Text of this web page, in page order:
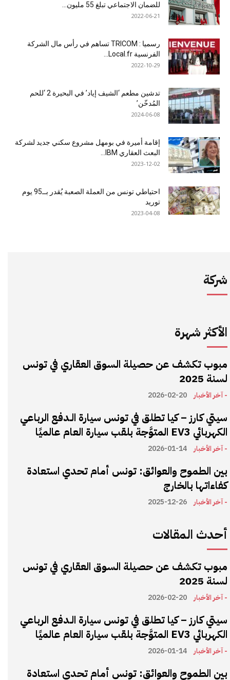
للضمان الاجتماعي تبلغ 55 مليون...
2022-06-21
رسميا : TRICOM تساهم في رأس مال الشركة
الفرنسية Local.fr...
2022-10-29
تدشين مطعم ‘الشيف إياد’ في البحيرة 2 ‘للحم
المُدخّن’
2024-06-08
إقامة أميرة في بومهل مشروع سكني جديد لشركة
البعث العقاري IBM...
2023-12-02
احتياطي تونس من العملة الصعبة يُقدر بــ95 يوم
توريد
2023-04-08
شركة
الأكثر شهرة
مبوب تكشف عن حصيلة السوق العقاري في تونس
لسنة 2025
- آخر الأخبار 2026-02-20
سيتي كارز – كيا تطلق في تونس سيارة الـدفع الرباعي
الكهربائي EV3 المتوَّجة بلقب سيارة العام عالميًا
- آخر الأخبار 2026-01-14
بين الطموح والعوائق: تونس أمام تحدي استعادة
كفاءاتها بالخارج
- آخر الأخبار 2025-12-26
أحدث المقالات
مبوب تكشف عن حصيلة السوق العقاري في تونس
لسنة 2025
- آخر الأخبار 2026-02-20
سيتي كارز – كيا تطلق في تونس سيارة الـدفع الرباعي
الكهربائي EV3 المتوَّجة بلقب سيارة العام عالميًا
- آخر الأخبار 2026-01-14
بين الطموح والعوائق: تونس أمام تحدي استعادة